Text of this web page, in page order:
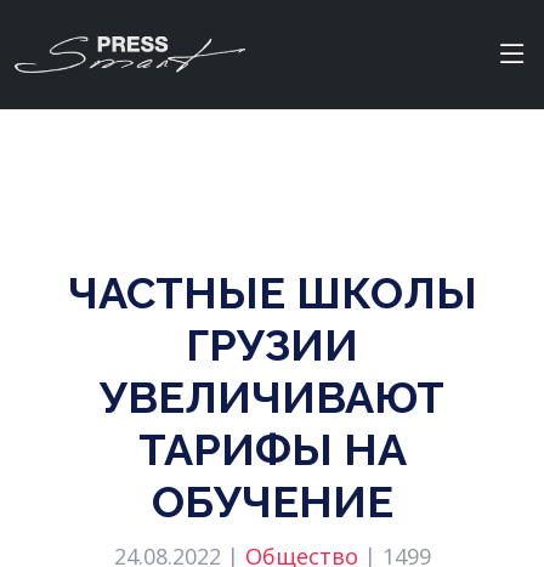
ЧАСТНЫЕ ШКОЛЫ
ГРУЗИИ
УВЕЛИЧИВАЮТ
ТАРИФЫ НА
ОБУЧЕНИЕ
24.08.2022 | Общество | 1499